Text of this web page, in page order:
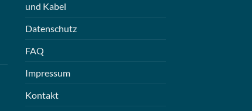
und Kabel
Datenschutz
FAQ
Impressum
Kontakt